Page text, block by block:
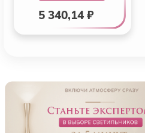
5 340,14 ₽